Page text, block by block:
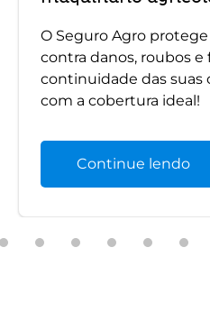
O Seguro Agro
contra danos, roubos e
continuidade das suas
com a cobertura ideal!
Continue lendo